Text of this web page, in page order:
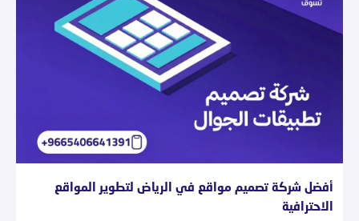
أفضل شركة تصميم مواقع في الرياض لتطوير المواقع
الاحترافية